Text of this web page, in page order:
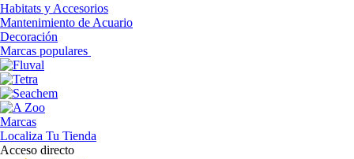
Habitats y Accesorios
Mantenimiento de Acuario
Decoración
Marcas populares
Marcas
Localiza Tu Tienda
Acceso directo